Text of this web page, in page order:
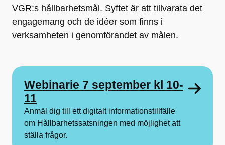
VGR:s hållbarhetsmål. Syftet är att tillvarata det
engagemang och de idéer som finns i
verksamheten i genomförandet av målen.
Webinarie 7 september kl 10-
11
Anmäl dig till ett digitalt informationstillfälle
om Hållbarhetssatsningen med möjlighet att
ställa frågor.